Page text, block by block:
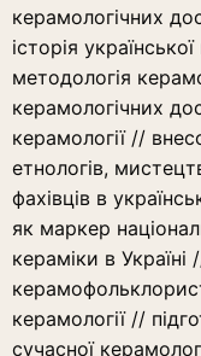
керамологічних
історія
методологія
керамологічних
керамології //
етнологів,
фахівців в
як маркер
кераміки в
керамології //
сучасної